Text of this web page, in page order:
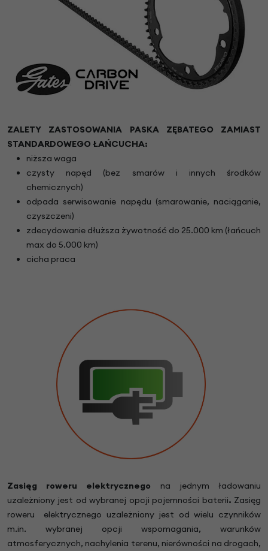
ZALETY ZASTOSOWANIA PASKA ZĘBATEGO ZAMIAST
STANDARDOWEGO ŁAŃCUCHA:
niższa waga
czysty napęd (bez smarów i innych środków
chemicznych)
odpada serwisowanie napędu (smarowanie, naciąganie,
czyszczeni)
zdecydowanie dłuższa żywotność do 25.000 km (łańcuch
max do 5.000 km)
cicha praca
Zasięg roweru elektrycznego na jednym ładowaniu
uzależniony jest od wybranej opcji pojemności baterii. Zasięg
roweru elektrycznego uzależniony jest od wielu czynników
m.in. wybranej opcji wspomagania, warunków
atmosferycznych, nachylenia terenu, nierówności na drogach,